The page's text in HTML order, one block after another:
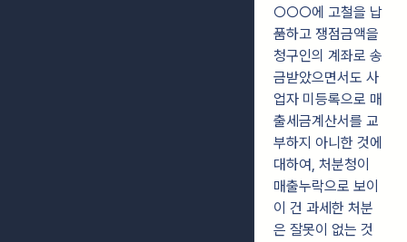
○○○에 고철을 납
품하고 쟁점금액을
청구인의 계좌로 송
금받았으면서도 사
업자 미등록으로 매
출세금계산서를 교
부하지 아니한 것에
대하여, 처분청이
매출누락으로 보이
이 건 과세한 처분
은 잘못이 없는 것